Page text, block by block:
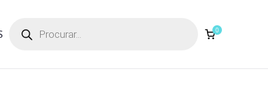
search 0